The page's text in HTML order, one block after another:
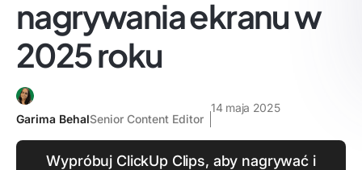
nagrywania ekranu w
2025 roku
Garima BehalSenior Content Editor
14 maja 2025
Wypróbuj ClickUp Clips, aby nagrywać i